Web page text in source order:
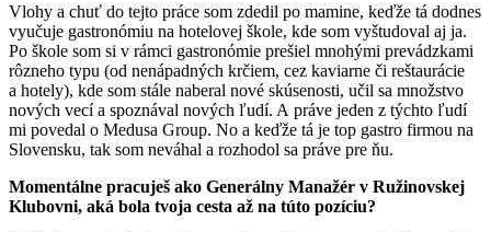
Vlohy a chuť do tejto práce som zdedil po mamine, keďže tá dodnes
vyučuje gastronómiu na hotelovej škole, kde som vyštudoval aj ja.
Po škole som si v rámci gastronómie prešiel mnohými prevádzkami
rôzneho typu (od nenápadných krčiem, cez kaviarne či reštaurácie
a hotely), kde som stále naberal nové skúsenosti, učil sa množstvo
nových vecí a spoznával nových ľudí. A práve jeden z týchto ľudí
mi povedal o Medusa Group. No a keďže tá je top gastro firmou na
Slovensku, tak som neváhal a rozhodol sa práve pre ňu.
Momentálne pracuješ ako Generálny Manažér v Ružinovskej
Klubovni, aká bola tvoja cesta až na túto pozíciu?